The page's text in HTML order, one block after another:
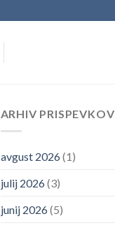
ARHIV PRISPEVKOV
avgust 2026(1)
julij 2026(3)
junij 2026(5)